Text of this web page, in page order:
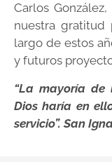
Carlos
nuestra gratitud
largo de estos
y futuros
“La mayoría de
Dios haría en
servicio”. San